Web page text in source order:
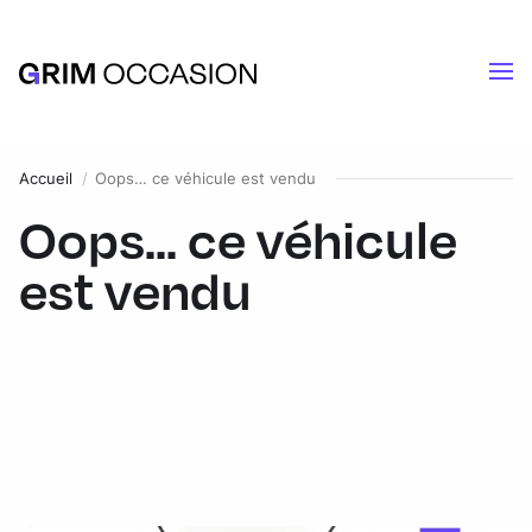
Accueil Oops… ce véhicule est vendu
Oops... ce véhicule
est vendu